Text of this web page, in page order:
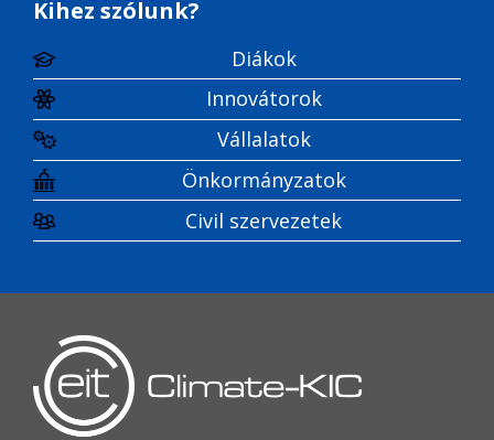
Kihez szólunk?
Diákok
Innovátorok
Vállalatok
Önkormányzatok
Civil szervezetek